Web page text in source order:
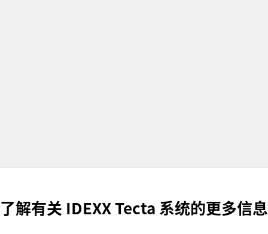
了解有关 IDEXX Tecta 系统的更多信息